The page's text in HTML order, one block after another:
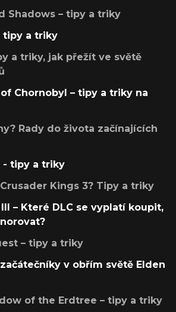
Shadows – tipy a triky
tipy a triky
a triky, jak přežít ve světě
Chornobyl – tipy a triky na
Rady do života začínajících
- tipy a triky
Kings 3? Tipy a triky
– Které DLC se vyplatí koupit,
– tipy a triky
v obřím světě Elden
of the Erdtree – tipy a triky